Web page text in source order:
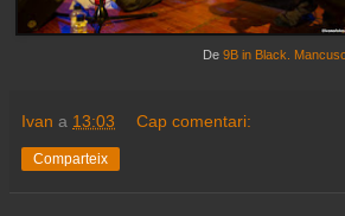
De 9B in Black.
Ivan a 13:03 Cap comentari:
Comparteix